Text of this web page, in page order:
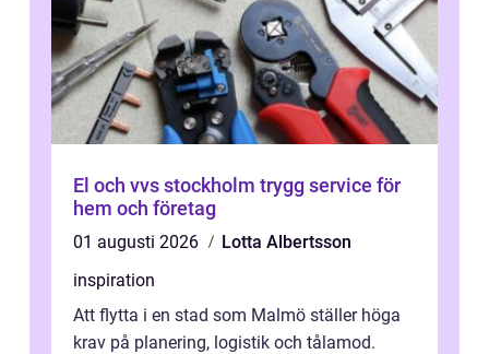
El och vvs stockholm trygg service för
hem och företag
01 augusti 2026
Lotta Albertsson
inspiration
Att flytta i en stad som Malmö ställer höga
krav på planering, logistik och tålamod.